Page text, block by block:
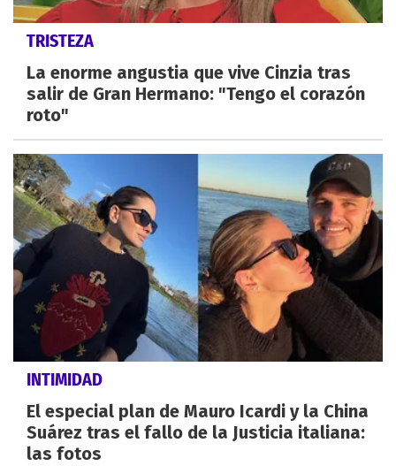
TRISTEZA
La enorme angustia que vive Cinzia tras
salir de Gran Hermano: "Tengo el corazón
roto"
INTIMIDAD
El especial plan de Mauro Icardi y la China
Suárez tras el fallo de la Justicia italiana:
las fotos